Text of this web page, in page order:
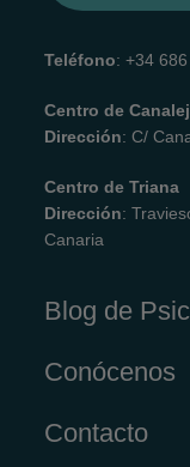
Teléfono: +34
Centro de
Dirección: C/
Centro de Triana
Dirección:
Canaria
Blog de
Conócenos
Contacto